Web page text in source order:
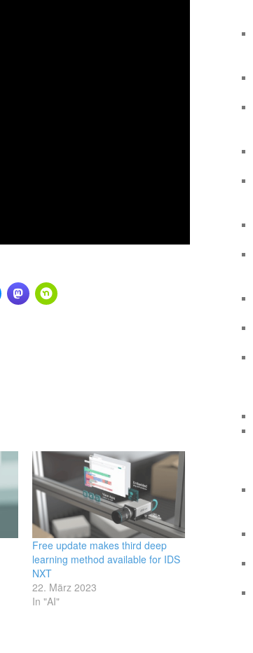
Free update makes third deep
learning method available for IDS
NXT
22. März 2023
In "AI"